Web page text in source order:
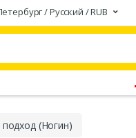
/ Русский / RUB
(Ногин)